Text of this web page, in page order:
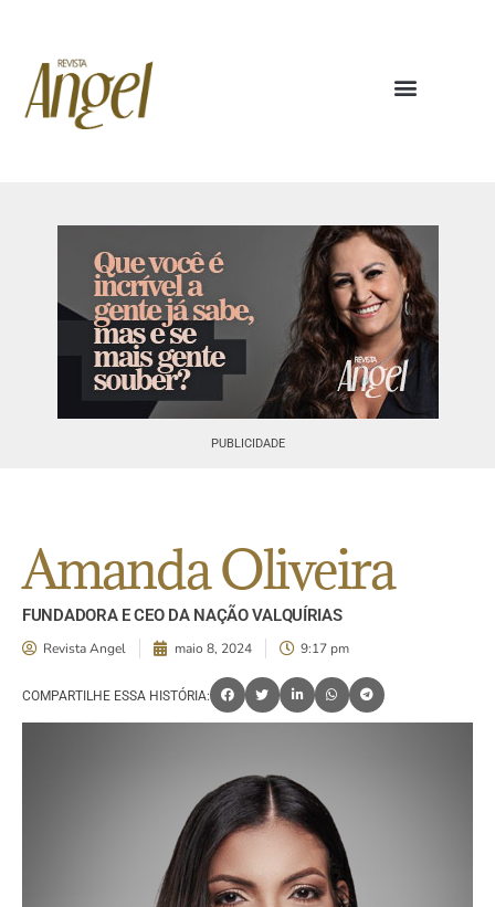
PUBLICIDADE
Amanda Oliveira
FUNDADORA E CEO DA NAÇÃO VALQUÍRIAS
Revista Angel maio 8, 2024 9:17 pm
COMPARTILHE ESSA HISTÓRIA: